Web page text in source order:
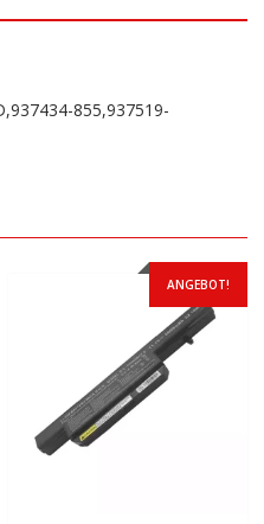
855,937519-
ANGEBOT!